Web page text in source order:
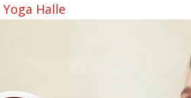
Yoga Halle